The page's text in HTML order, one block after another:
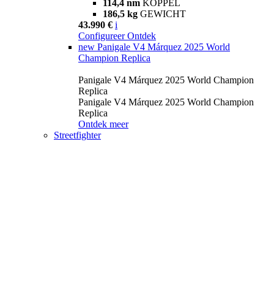
114,4 nm KOPPEL
186,5 kg GEWICHT
43.990 € i
Configureer Ontdek
new Panigale V4 Márquez 2025 World
Champion Replica
Panigale V4 Márquez 2025 World Champion
Replica
Panigale V4 Márquez 2025 World Champion
Replica
Ontdek meer
Streetfighter